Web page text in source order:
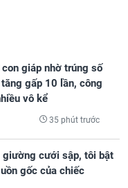
giáp nhờ trúng số
gấp 10 lần, công
vô kể
35 phút trước
giường cưới sập, tôi bật
gốc của chiếc